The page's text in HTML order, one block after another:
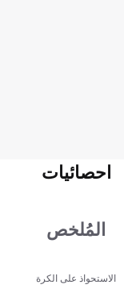
احصائيات
المُلخص
الاستحواذ على الكرة